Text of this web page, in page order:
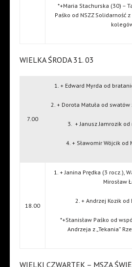
*+Maria Stachurska (30) –
Paśko od NSZZ Solidarność
WIELKA ŚRODA 31. 03
7.00
1. + Edward Myrda od
2. + Dorota Matuła od swatów
3. + Janusz Jamrozik
4. + Sławomir Wójcik od
18.00
1. + Janina Prędka (3 rocz.),
Mirosław
2. + Andrzej Kozik od
*+Stanisław Paśko od
Andrzeja z „Tekania”
WIELKI CZWARTEK – MSZA